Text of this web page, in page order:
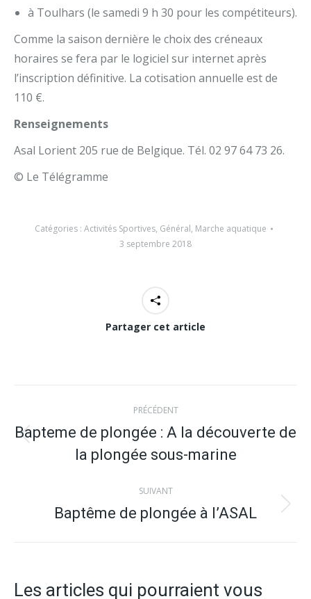
à Toulhars (le samedi 9 h 30 pour les compétiteurs).
Comme la saison dernière le choix des créneaux
horaires se fera par le logiciel sur internet après
l’inscription définitive. La cotisation annuelle est de
110 €.
Renseignements
Asal Lorient 205 rue de Belgique. Tél. 02 97 64 73 26.
© Le Télégramme
Catégories : Activités Sportives, Général, Marche aquatique
3 septembre 2018
Partager cet article
Navigation
article
PRÉCÉDENT
précédent
Bapteme de plongée : A la découverte de
la plongée sous-marine
SUIVANT
Article
Baptême de plongée à l’ASAL
Les articles qui pourraient vous